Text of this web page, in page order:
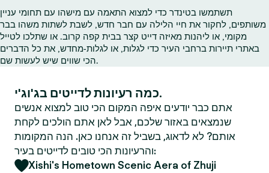
תשתמשו בטינדר כדי למצוא התאמה עם מישהו עם תחומי עניין
משותפים, לחקור את חיי הלילה עם חבר חדש, לשבת לשתות משהו בבר
מקומי, או ליהנות מאיזה דייט קצר בבית קפה קרוב. או שתלכו לטייל
באתרי תיירות ברחבי העיר כדי לגלות, או לגלות‑מחדש, את כל הדברים
הכי שווים שיש לעשות שם.
כמה רעיונות לדייטים בג'וג'י.
אתם כבר יודעים איפה המקום הכי טוב למצוא אנשים
שנמצאים באזור שלכם, אבל לאן אתם הולכים לקחת
אותם? לא לדאוג, בשביל זה אנחנו כאן. הנה המקומות
והרעיונות הכי טובים לדייטים בעיר:
Xishi's Hometown Scenic Aera of Zhuji